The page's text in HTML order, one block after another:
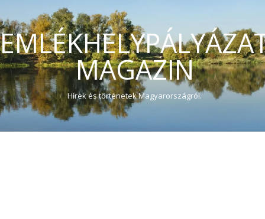
MAGAZIN
Hírek és történetek Magyarországról.